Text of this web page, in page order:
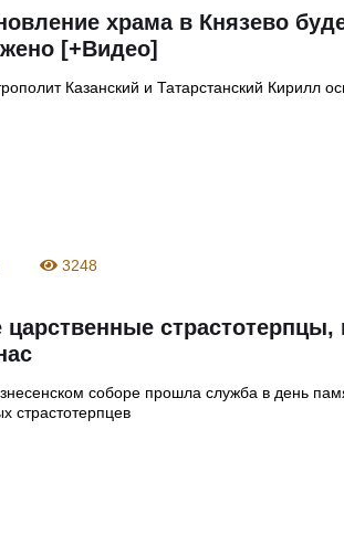
храма в Князево
[+Видео]
Казанский и Татарстанский Кирилл
3248
страстотерпцы,
соборе прошла служба в день
страстотерпцев